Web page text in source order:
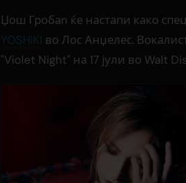
Џош Гробаn ќе настапи како
YOSHIKI во Лос Анџелес.
"Violet Night" на 17 јули во Walt